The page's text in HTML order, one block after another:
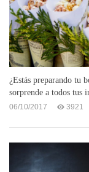
¿Estás preparando tu
sorprende a todos tus
06/10/2017 3921